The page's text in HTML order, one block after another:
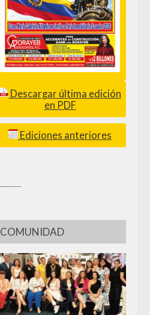
Descargar última edición
en PDF
Ediciones anteriores
COMUNIDAD